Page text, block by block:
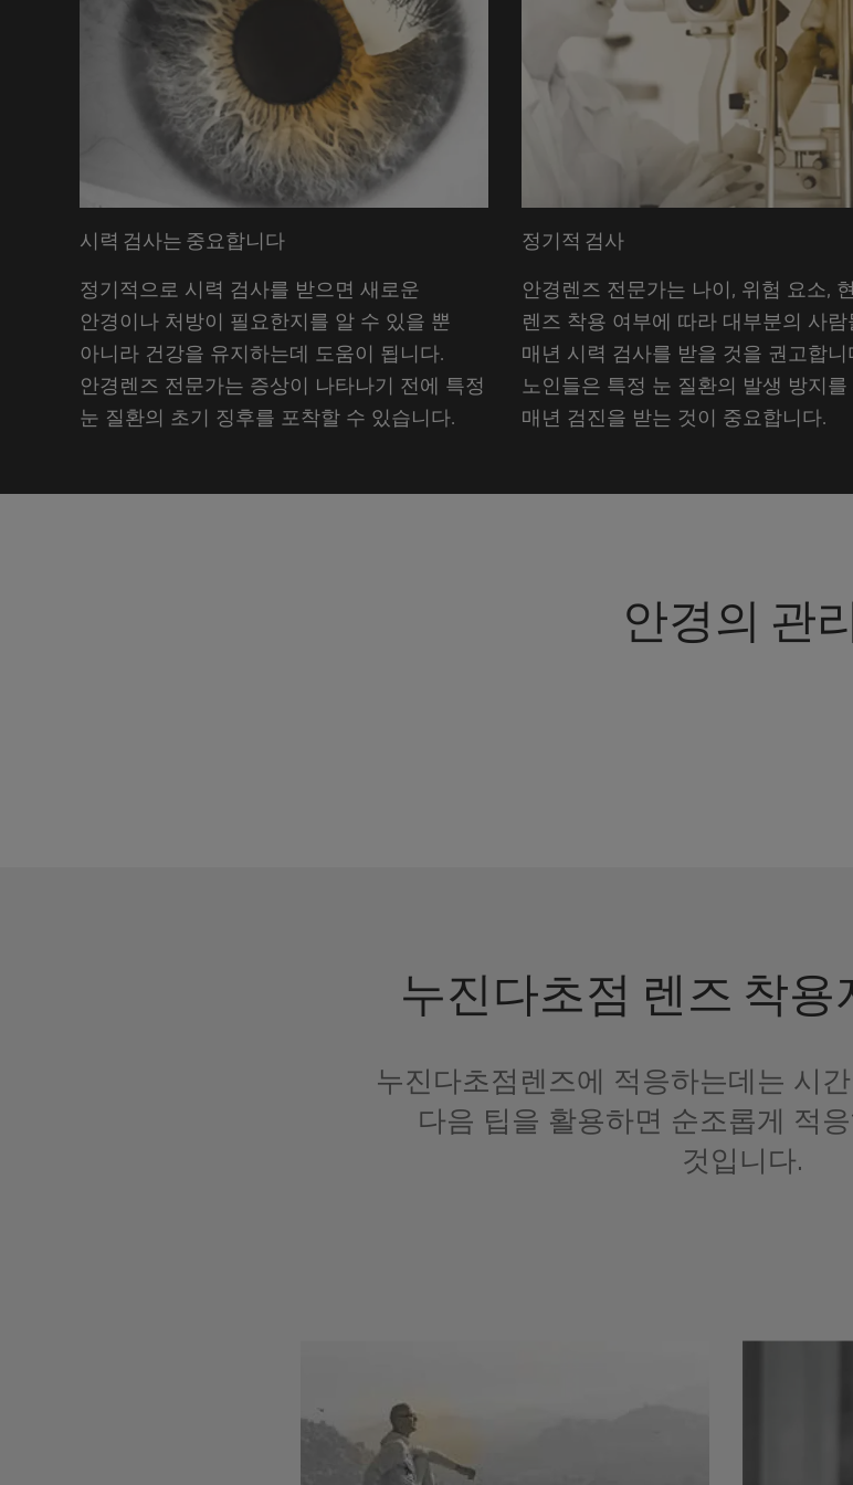
시력 검사는 중요합니다
정기적으로 시력 검사를 받으면 새로운
안경이나 처방이 필요한지를 알 수 있을 뿐
아니라 건강을 유지하는데 도움이 됩니다.
안경렌즈 전문가는 증상이 나타나기 전에 특정
눈 질환의 초기 징후를 포착할 수 있습니다.
정기적 검사
안경렌즈 전문가는 나이, 위험 요소,
렌즈 착용 여부에 따라 대부분의 사람
매년 시력 검사를 받을 것을 권고합니
노인들은 특정 눈 질환의 발생 방지를
매년 검진을 받는 것이 중요합니다.
안경의 관리
누진다초점 렌즈 착용
누진다초점렌즈에 적응하는데는 시
다음 팁을 활용하면 순조롭게 적
것입니다.